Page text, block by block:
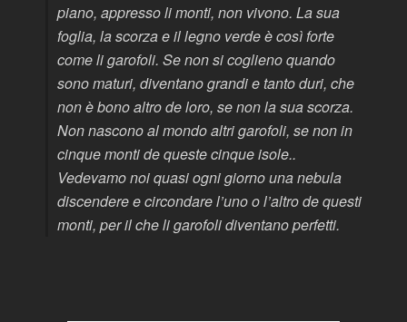
piano, appresso li monti, non vivono. La sua
foglia, la scorza e il legno verde è così forte
come li garofoli. Se non si coglieno quando
sono maturi, diventano grandi e tanto duri, che
non è bono altro de loro, se non la sua scorza.
Non nascono al mondo altri garofoli, se non in
cinque monti de queste cinque isole..
Vedevamo noi quasi ogni giorno una nebula
discendere e circondare l’uno o l’altro de questi
monti, per il che li garofoli diventano perfetti.